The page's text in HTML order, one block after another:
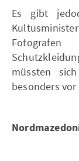
Es gibt
müssten
besonders